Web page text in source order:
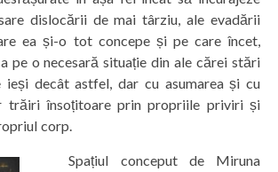
dislocării de mai târziu, ale evadării
ea și-o tot concepe și pe care încet,
pe o necesară situație din ale cărei stări
ieși decât astfel, dar cu asumarea și cu
trăiri însoțitoare prin propriile priviri și
corp.
Spațiul conceput de Miruna